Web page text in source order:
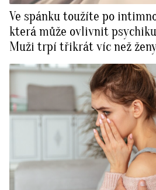
Ve spánku toužíte po
která může ovlivnit
Muži trpí třikrát víc než